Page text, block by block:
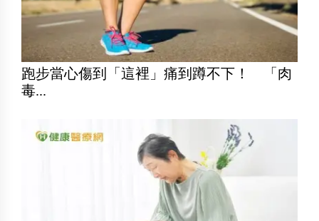
跑步當心傷到「這裡」痛到蹲不下！ 「肉
毒...